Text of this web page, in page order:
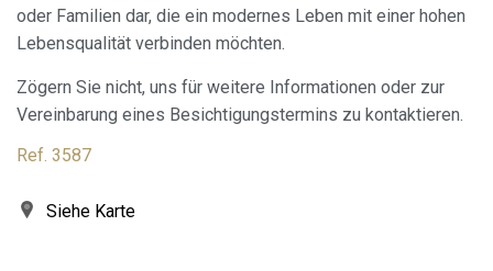
oder Familien dar, die ein modernes Leben mit einer hohen
Lebensqualität verbinden möchten.
Zögern Sie nicht, uns für weitere Informationen oder zur
Vereinbarung eines Besichtigungstermins zu kontaktieren.
Ref. 3587
Siehe Karte